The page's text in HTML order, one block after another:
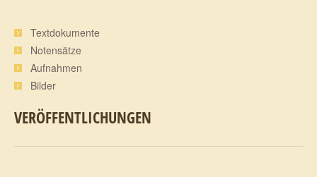
Textdokumente
Notensätze
Aufnahmen
Bilder
VERÖFFENTLICHUNGEN